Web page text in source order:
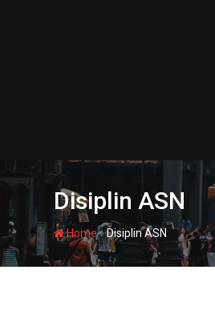
Disiplin ASN
Home-Disiplin ASN